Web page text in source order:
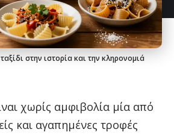
στην ιστορία και την κληρονομιά
χωρίς αμφιβολία μία από
και αγαπημένες τροφές